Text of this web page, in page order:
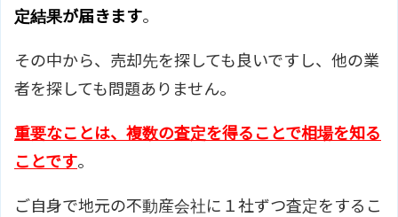
定結果が届きます。
その中から、売却先を探しても良いですし、他の業
者を探しても問題ありません。
重要なことは、複数の査定を得ることで相場を知る
ことです。
ご自身で地元の不動産会社に１社ずつ査定をするこ